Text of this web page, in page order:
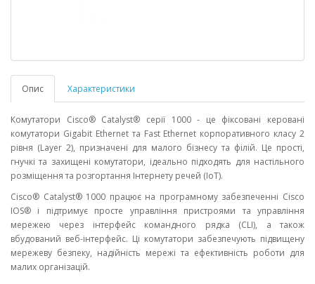
Опис Характеристики
Комутатори Cisco® Catalyst® серії 1000 - це фіксовані керовані
комутатори Gigabit Ethernet та Fast Ethernet корпоративного класу 2
рівня (Layer 2), призначені для малого бізнесу та філій. Це прості,
гнучкі та захищені комутатори, ідеально підходять для настільного
розміщення та розгортання Інтернету речей (IoT).
Cisco® Catalyst® 1000 працює на програмному забезпеченні Cisco
IOS® і підтримує просте управління пристроями та управління
мережею через інтерфейс командного рядка (CLI), а також
вбудований веб-інтерфейс. Ці комутатори забезпечують підвищену
мережеву безпеку, надійність мережі та ефективність роботи для
малих організацій.